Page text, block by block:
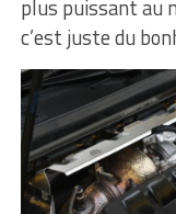
plus puissant au
c’est juste du